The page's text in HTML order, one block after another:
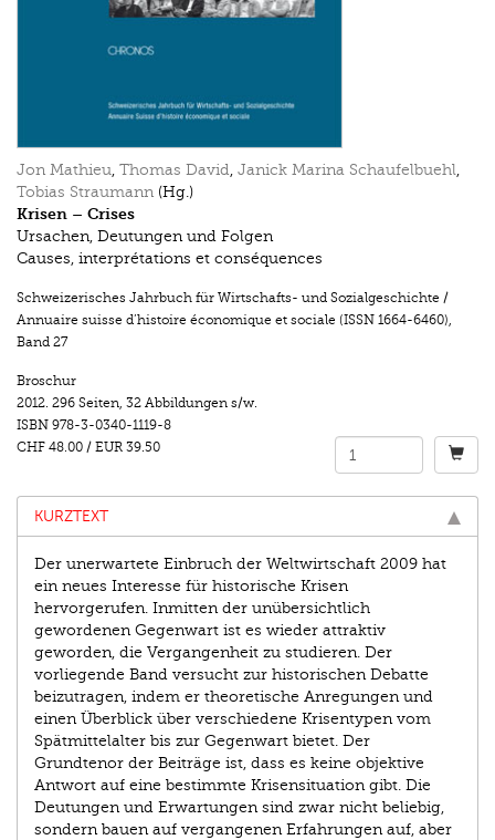
Jon Mathieu, Thomas David, Janick Marina Schaufelbuehl,
Tobias Straumann (Hg.)
Krisen – Crises
Ursachen, Deutungen und Folgen
Causes, interprétations et conséquences
Schweizerisches Jahrbuch für Wirtschafts- und Sozialgeschichte /
Annuaire suisse d’histoire économique et sociale (ISSN 1664-6460),
Band 27
Broschur
2012. 296 Seiten, 32 Abbildungen s/w.
ISBN 978-3-0340-1119-8
CHF 48.00 / EUR 39.50
KURZTEXT
Der unerwartete Einbruch der Weltwirtschaft 2009 hat
ein neues Interesse für historische Krisen
hervorgerufen. Inmitten der unübersichtlich
gewordenen Gegenwart ist es wieder attraktiv
geworden, die Vergangenheit zu studieren. Der
vorliegende Band versucht zur historischen Debatte
beizutragen, indem er theoretische Anregungen und
einen Überblick über verschiedene Krisentypen vom
Spätmittelalter bis zur Gegenwart bietet. Der
Grundtenor der Beiträge ist, dass es keine objektive
Antwort auf eine bestimmte Krisensituation gibt. Die
Deutungen und Erwartungen sind zwar nicht beliebig,
sondern bauen auf vergangenen Erfahrungen auf, aber